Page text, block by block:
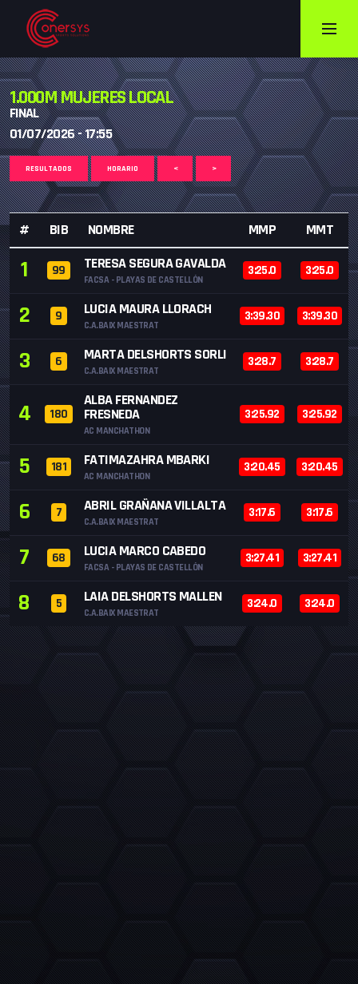
1.000M MUJERES LOCAL
FINAL
01/07/2026 - 17:55
RESULTADOS HORARIO < >
# BIB NOMBRE MMP MMT
1 99 TERESA SEGURA GAVALDA
FACSA - PLAYAS DE CASTELLÓN
3:25.0 3:25.0
2 9 LUCIA MAURA LLORACH
C.A.BAIX MAESTRAT
3:39.30 3:39.30
3 6 MARTA DELSHORTS SORLI
C.A.BAIX MAESTRAT
3:28.7 3:28.7
4 180
ALBA FERNANDEZ
FRESNEDA
AC MANCHATHON
3:25.92 3:25.92
5 181 FATIMAZAHRA MBARKI
AC MANCHATHON
3:20.45 3:20.45
6 7 ABRIL GRAÑANA VILLALTA
C.A.BAIX MAESTRAT
3:17.6 3:17.6
7 68 LUCIA MARCO CABEDO
FACSA - PLAYAS DE CASTELLÓN
3:27.41 3:27.41
8 5 LAIA DELSHORTS MALLEN
C.A.BAIX MAESTRAT
3:24.0 3:24.0